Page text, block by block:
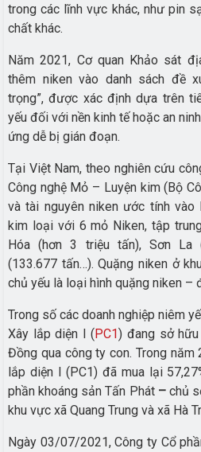
trong các lĩnh vực khác, như pin
chất khác.
Năm 2021, Cơ quan Khảo sát
thêm niken vào danh sách đề
trọng”, được xác định dựa trên
yếu đối với nền kinh tế hoặc an
ứng dễ bị gián đoạn.
Tại Việt Nam, theo nghiên cứu
Công nghệ Mỏ – Luyện kim (Bộ
và tài nguyên niken ước tính vào
kim loại với 6 mỏ Niken, tập
Hóa (hơn 3 triệu tấn), Sơn La
(133.677 tấn…). Quặng niken ở
chủ yếu là loại hình quặng niken –
Trong số các doanh nghiệp niêm
Xây lắp diện I (PC1) đang sở
Đồng qua công ty con. Trong năm
lắp diện I (PC1) đã mua lại
phần khoáng sản Tấn Phát– chủ
khu vực xã Quang Trung và xã Hà
Ngày 03/07/2021, Công ty Cổ